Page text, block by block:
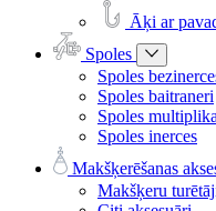
Āķi ar
Spoles
Spoles
Spoles baitraneri
Spoles
Spoles inerces
Makšķerēšanas
Makšķeru